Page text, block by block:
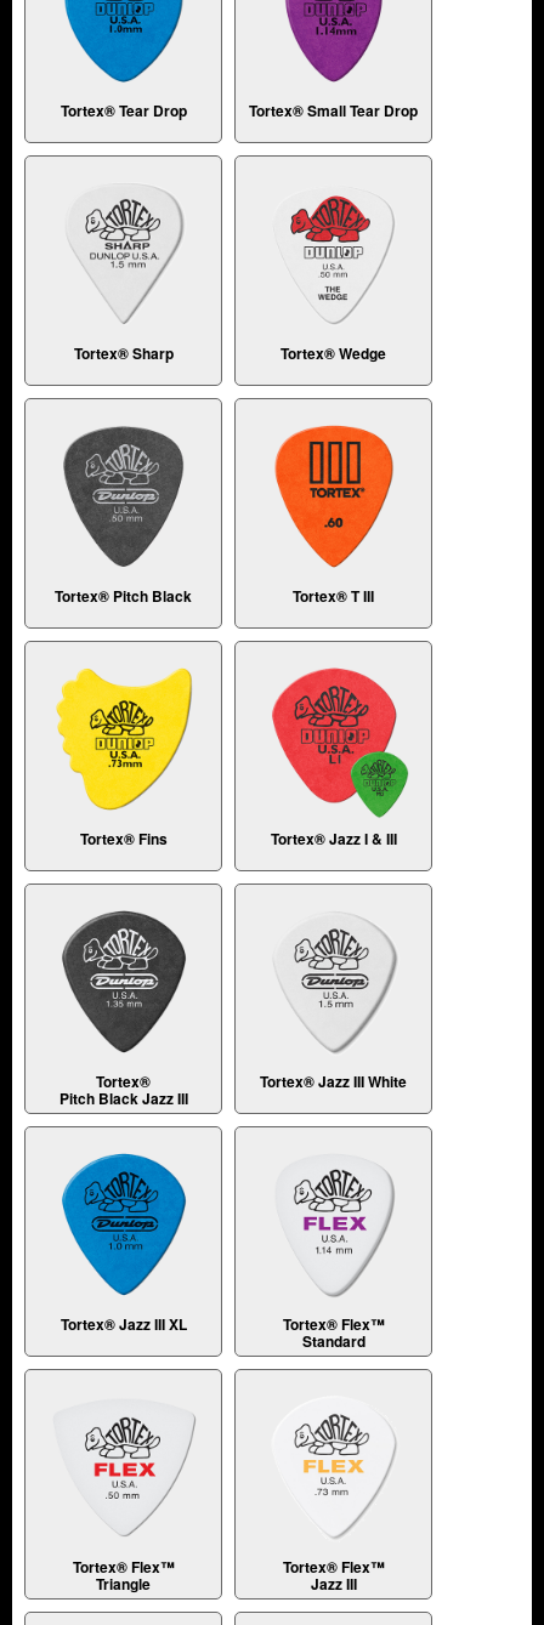
Tortex® Tear Drop Tortex® Small Tear Drop
Tortex® Sharp Tortex® Wedge
Tortex® Pitch Black Tortex® T III
Tortex® Fins Tortex® Jazz I & III
Tortex®
Pitch Black Jazz III
Tortex® Jazz III White
Tortex® Jazz III XL Tortex® Flex™
Standard
Tortex® Flex™
Triangle
Tortex® Flex™
Jazz III